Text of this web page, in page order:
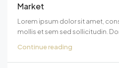
Market
Lorem ipsum dolor sit amet,
mollis et sem sed sollicitudin.
Continue reading